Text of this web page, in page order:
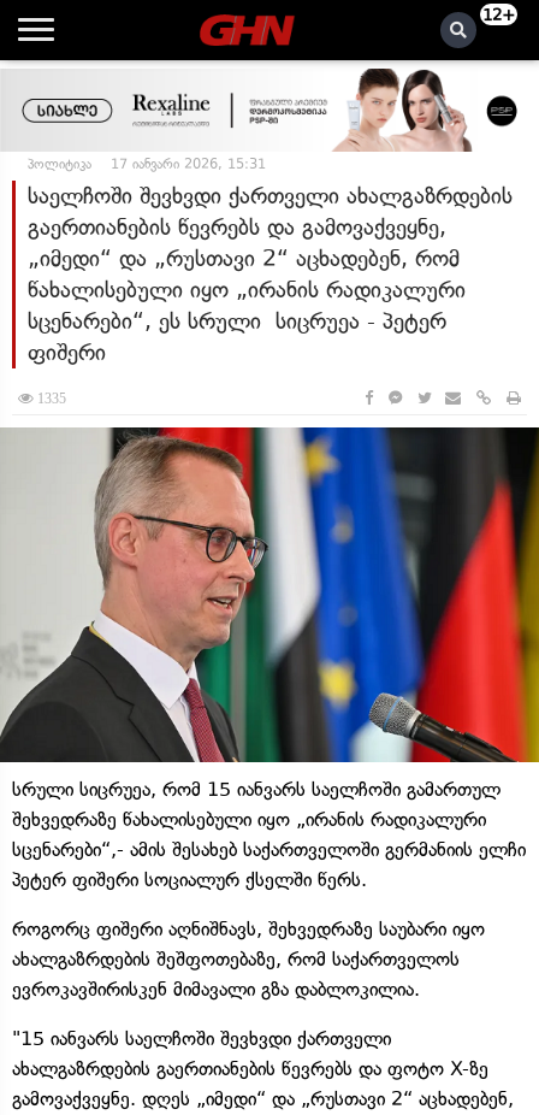
12+
პოლიტიკა 17 იანვარი 2026, 15:31
საელჩოში შევხვდი ქართველი ახალგაზრდების
გაერთიანების წევრებს და გამოვაქვეყნე,
„იმედი“ და „რუსთავი 2“ აცხადებენ, რომ
წახალისებული იყო „ირანის რადიკალური
სცენარები“, ეს სრული სიცრუეა - პეტერ
ფიშერი
1335
სრული სიცრუეა, რომ 15 იანვარს საელჩოში გამართულ
შეხვედრაზე წახალისებული იყო „ირანის რადიკალური
სცენარები“,- ამის შესახებ საქართველოში გერმანიის ელჩი
პეტერ ფიშერი სოციალურ ქსელში წერს.
როგორც ფიშერი აღნიშნავს, შეხვედრაზე საუბარი იყო
ახალგაზრდების შეშფოთებაზე, რომ საქართველოს
ევროკავშირისკენ მიმავალი გზა დაბლოკილია.
"15 იანვარს საელჩოში შევხვდი ქართველი
ახალგაზრდების გაერთიანების წევრებს და ფოტო X-ზე
გამოვაქვეყნე. დღეს „იმედი“ და „რუსთავი 2“ აცხადებენ,